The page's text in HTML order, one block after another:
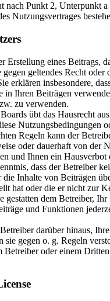
nach Punkt 2, Unterpunkt a
Nutzungsvertrages
Erstellung eines Beitrags,
geltendes Recht oder
erklären insbesondere,
in Ihren Beiträgen
zu verwenden.
übt das Hausrecht
Nutzungsbedingungen
Regeln kann der
oder dauerhaft von der
und Ihnen ein Hausverbot
dass der Betreiber
Inhalte von Beiträgen
hat oder die er nicht zur
gestatten dem Betreiber, Ihr
und Funktionen
darüber hinaus,
sie gegen o. g. Regeln
Betreiber oder einem